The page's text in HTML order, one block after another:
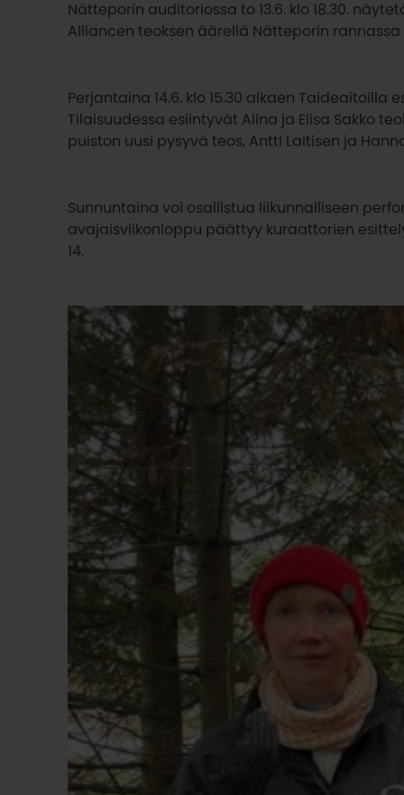
Nätteporin auditoriossa to 13.6. klo 18.30.
Alliancen teoksen äärellä Nätteporin rannassa
Perjantaina 14.6. klo 15.30 alkaen
Tilaisuudessa esiintyvät Alina ja Elisa Sakko
puiston uusi pysyvä teos, Antti Laitisen ja
Sunnuntaina voi osallistua liikunnalliseen
avajaisviikonloppu päättyy kuraattorien
14.